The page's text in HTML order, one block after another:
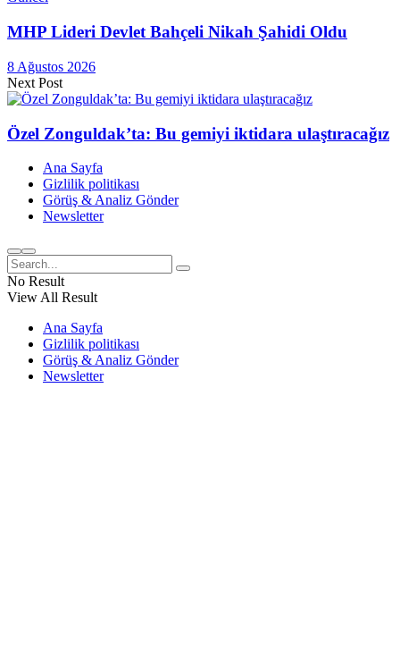
MHP Lideri Devlet Bahçeli Nikah Şahidi Oldu
8 Ağustos 2026
Next Post
Özel Zonguldak’ta: Bu gemiyi iktidara ulaştıracağız
Ana Sayfa
Gizlilik politikası
Görüş & Analiz Gönder
Newsletter
No Result
View All Result
Ana Sayfa
Gizlilik politikası
Görüş & Analiz Gönder
Newsletter